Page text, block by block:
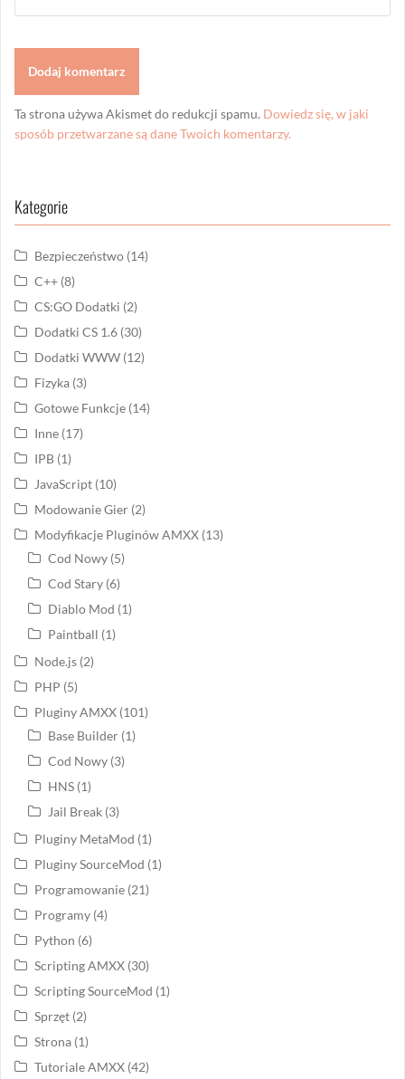
Ta strona używa Akismet do redukcji spamu. Dowiedz się, w jaki
sposób przetwarzane są dane Twoich komentarzy.
Kategorie
Bezpieczeństwo (14)
C++ (8)
CS:GO Dodatki (2)
Dodatki CS 1.6 (30)
Dodatki WWW (12)
Fizyka (3)
Gotowe Funkcje (14)
Inne (17)
IPB (1)
JavaScript (10)
Modowanie Gier (2)
Modyfikacje Pluginów AMXX (13)
Cod Nowy (5)
Cod Stary (6)
Diablo Mod (1)
Paintball (1)
Node.js (2)
PHP (5)
Pluginy AMXX (101)
Base Builder (1)
Cod Nowy (3)
HNS (1)
Jail Break (3)
Pluginy MetaMod (1)
Pluginy SourceMod (1)
Programowanie (21)
Programy (4)
Python (6)
Scripting AMXX (30)
Scripting SourceMod (1)
Sprzęt (2)
Strona (1)
Tutoriale AMXX (42)